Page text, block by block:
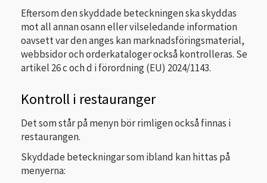
Eftersom den skyddade beteckningen ska skyddas
mot all annan osann eller vilseledande information
oavsett var den anges kan marknadsföringsmaterial,
webbsidor och orderkataloger också kontrolleras. Se
artikel 26 c och d i förordning (EU) 2024/1143.
Kontroll i restauranger
Det som står på menyn bör rimligen också finnas i
restaurangen.
Skyddade beteckningar som ibland kan hittas på
menyerna: